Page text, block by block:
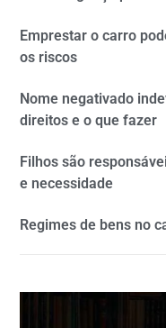
Emprestar o carro
os riscos
Nome negativado
direitos e o que fazer
Filhos são
e necessidade
Regimes de bens no